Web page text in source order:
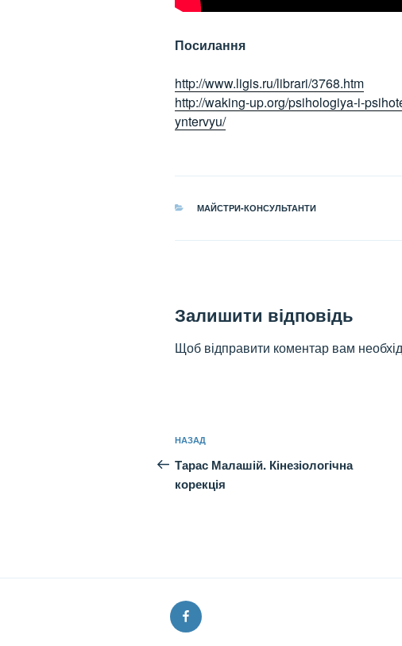
Посилання
http://www.ligis.ru/librari/3768.htm
http://waking-up.org/psihologiya-i-
yntervyu/
КАТЕГОРІЇ
МАЙСТРИ-КОНСУЛЬТАНТИ
Залишити відповідь
Щоб відправити коментар вам
Навігація
записів
Попередній
запис:
НАЗАД
Тарас Малашій. Кінезіологічна
корекція
Facebook